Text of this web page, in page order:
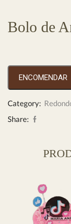
Bolo de
ENCOMENDAR
Category:
Share: